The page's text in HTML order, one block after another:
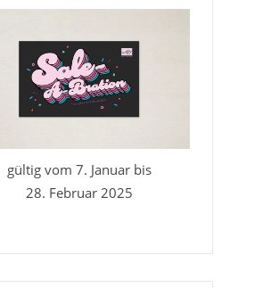
gültig vom 7. Januar bis
28. Februar 2025